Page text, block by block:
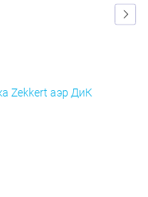
Zekkert аэр ДиК